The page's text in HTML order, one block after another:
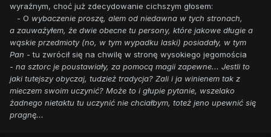
wyraźnym, choć już zdecydowanie cichszym głosem:
- O wybaczenie proszę, alem od niedawna w tych stronach,
a zauważyłem, że dwie obecne tu persony, które jakowe długie a
wąskie przedmioty (no, w tym wypadku laski) posiadały, w tym
Pan - tu zwrócił się na chwilę w stronę wysokiego jegomościa
- na sztorc je poustawiały, za pomocą magii zapewne... Jestli to
jaki tutejszy obyczaj, tudzież tradycja? Zali i ja winienem tak z
mieczem swoim uczynić? Może to i głupie pytanie, wszelako
żadnego nietaktu tu uczynić nie chciałbym, toteż jeno upewnić się
pragnę...